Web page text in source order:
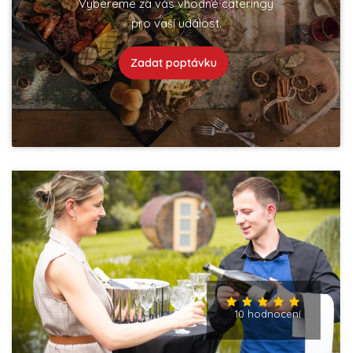
Vybereme za vás vhodné cateringy
pro vaší událost.
Zadat poptávku
10 hodnocení